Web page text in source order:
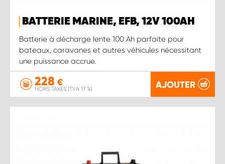
BATTERIE MARINE, EFB, 12V 100AH
Batterie à décharge lente 100 Ah parfaite pour
bateaux, caravanes et autres véhicules nécessitant
une puissance accrue.
228 €
HORS TAXES (TVA 17 %) AJOUTER